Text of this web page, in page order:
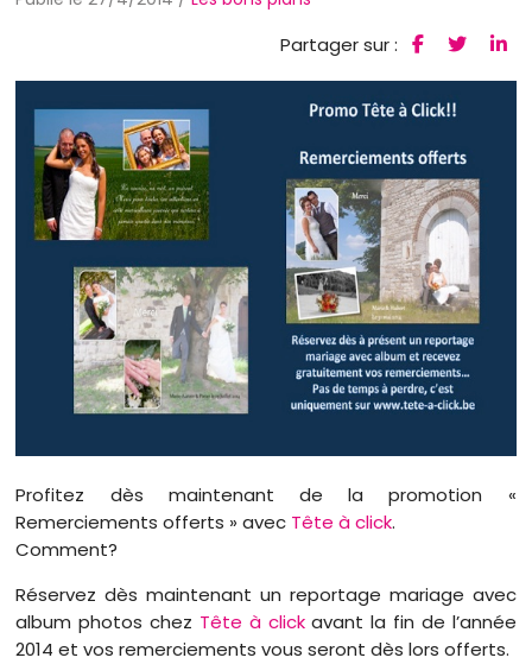
Partager sur :
Profitez dès maintenant de la promotion «
Remerciements offerts » avec Tête à click.
Comment?
Réservez dès maintenant un reportage mariage avec
album photos chez Tête à clickavant la fin de l’année
2014 et vos remerciements vous seront dès lors offerts.